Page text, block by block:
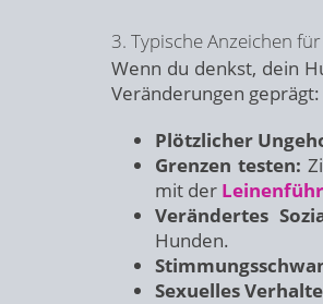
3. Typische Anzeichen
Wenn du denkst, dein
Veränderungen geprägt:
Plötzlicher
Grenzen testen:
mit der
Verändertes
Hunden.
Sexuelles